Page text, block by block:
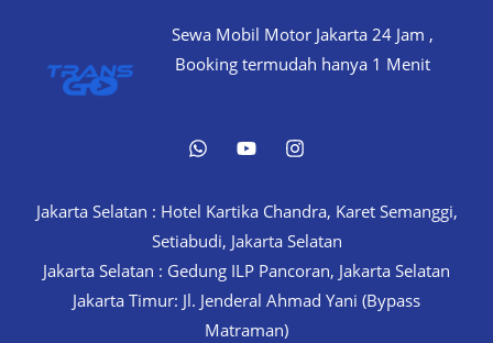
Sewa Mobil Motor Jakarta 24 Jam ,
Booking termudah hanya 1 Menit
Jakarta Selatan : Hotel Kartika Chandra, Karet Semanggi,
Setiabudi, Jakarta Selatan
Jakarta Selatan : Gedung ILP Pancoran, Jakarta Selatan
Jakarta Timur: Jl. Jenderal Ahmad Yani (Bypass
Matraman)